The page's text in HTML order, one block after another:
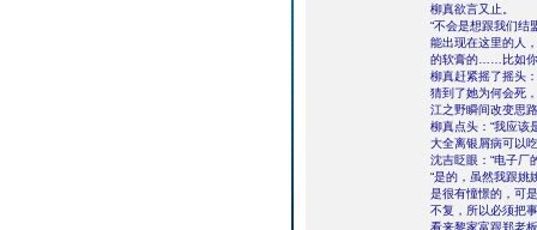
柳真欲言又止。
“不会是想跟我们结
能出现在这里的人
的软膏的……比如你
柳真赶紧摇了摇头
猜到了她为何会死
江之野瞬间改变思
柳真点头：“我应该
大全离银屑病可以
沈吉眨眼：“电子厂
“是的，虽然我跟姚
是很有憧憬的，可
不复，所以必须把
看来黎家富跟郑老